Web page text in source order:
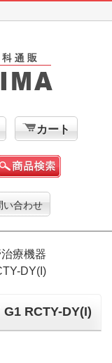
カート
い合わせ
療機器
DY(I)
RCTY-DY(I)